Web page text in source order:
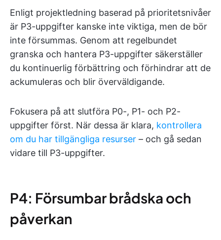
Enligt projektledning baserad på prioritetsnivåer
är P3-uppgifter kanske inte viktiga, men de bör
inte försummas. Genom att regelbundet
granska och hantera P3-uppgifter säkerställer
du kontinuerlig förbättring och förhindrar att de
ackumuleras och blir överväldigande.
Fokusera på att slutföra P0-, P1- och P2-
uppgifter först. När dessa är klara, kontrollera
om du har tillgängliga resurser – och gå sedan
vidare till P3-uppgifter.
P4: Försumbar brådska och
påverkan